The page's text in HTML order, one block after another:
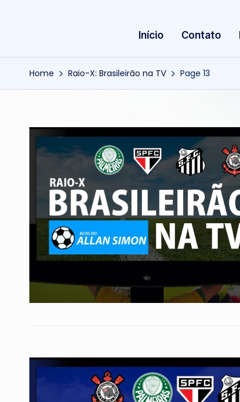
Início Contato
Home Raio-X: Brasileirão na TV Page 13